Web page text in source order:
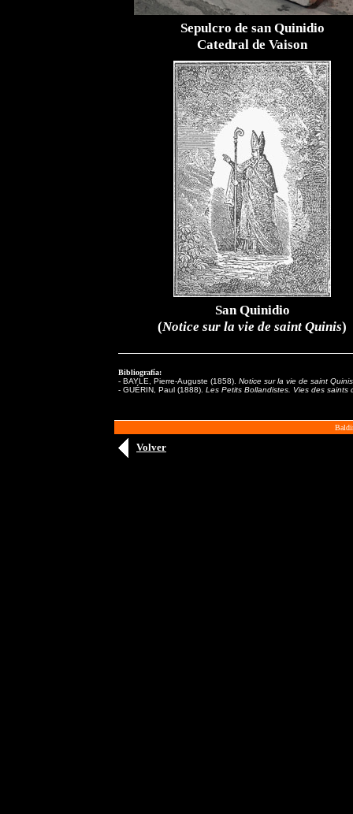
Sepulcro de san Quinidio
Catedral de Vaison
San Quinidio
(Notice sur la vie de saint Quinis)
Bibliografía:
- BAYLE, Pierre-Auguste (1858). Notice sur la vie de saint Quinis
- GUÉRIN, Paul (1888). Les Petits Bollandistes. Vies des saints
Volver